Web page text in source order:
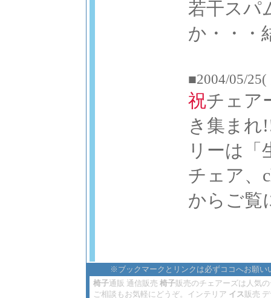
若干スパ
か・・・
■2004/05/25(
祝チェア
き集まれ
リーは「
チェア、
からご覧
※ブックマークとリンクは必ずココへお願
椅子通販 通信販売 椅子販売のチェアーズは人気
ご相談もお気軽にどうぞ。インテリア イス 販売